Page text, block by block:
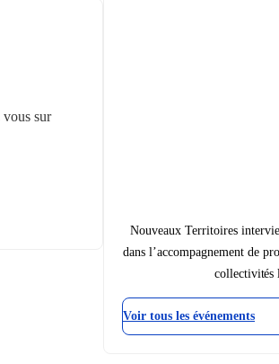
vous sur
Nouveaux Territoires
dans l’accompagnement de
collectivités
Voir tous les événements